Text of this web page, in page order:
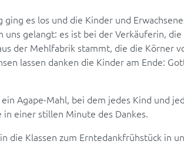
ging es los und die Kinder und
gelangt: es ist bei der Verkäuferin,
der Mehlfabrik stammt, die die Körner
lassen danken die Kinder am Ende:
Agape-Mahl, bei dem jedes Kind und
einer stillen Minute des Dankes.
die Klassen zum Erntedankfrühstück in